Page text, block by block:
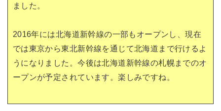
ました。
2016年には北海道新幹線の一部もオープンし、現在
では東京から東北新幹線を通じて北海道まで行けるよ
うになりました。今後は北海道新幹線の札幌までのオ
ープンが予定されています。楽しみですね。